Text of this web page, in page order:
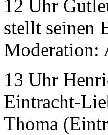
12 Uhr
stellt seinen
Moderation:
13 Uhr
Eintracht-
Thoma